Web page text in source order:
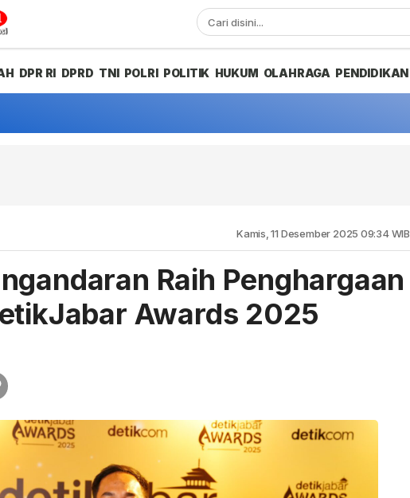
DPR RI DPRD TNI POLRI POLITIK HUKUM OLAHRAGA PENDIDIKAN
Kamis, 11 Desember 2025 09:34 WIB
Raih Penghargaan
Awards 2025